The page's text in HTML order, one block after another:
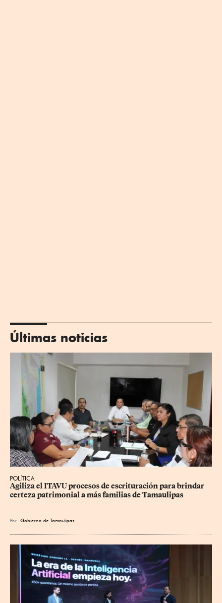
Últimas noticias
POLÍTICA
Agiliza el ITAVU procesos de escrituración para brindar
certeza patrimonial a más familias de Tamaulipas
Por Gobierno de Tamaulipas